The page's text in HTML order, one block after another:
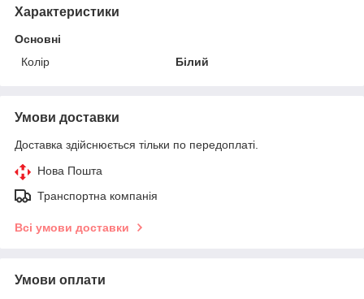
Характеристики
Основні
Колір
Білий
Умови доставки
Доставка здійснюється тільки по передоплаті.
Нова Пошта
Транспортна компанія
Всі умови доставки
Умови оплати